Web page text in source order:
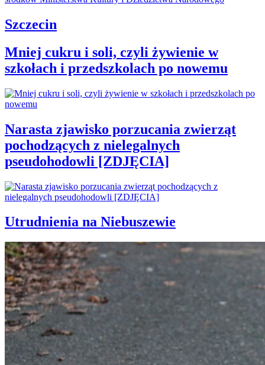
Szczecin
Mniej cukru i soli, czyli żywienie w
szkołach i przedszkolach po nowemu
Narasta zjawisko porzucania zwierząt
pochodzących z nielegalnych
pseudohodowli [ZDJĘCIA]
Utrudnienia na Niebuszewie